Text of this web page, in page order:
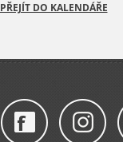
PŘEJÍT DO KALENDÁŘE